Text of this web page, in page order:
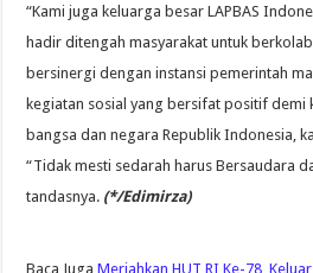
“Kami juga keluarga besar LAPBAS
hadir ditengah masyarakat untuk
bersinergi dengan instansi pemerintah
kegiatan sosial yang bersifat positif demi
bangsa dan negara Republik Indonesia,
“Tidak mesti sedarah harus Bersaudara
tandasnya. (*/Edimirza)
Baca JugaMeriahkan HUT RI Ke-78,